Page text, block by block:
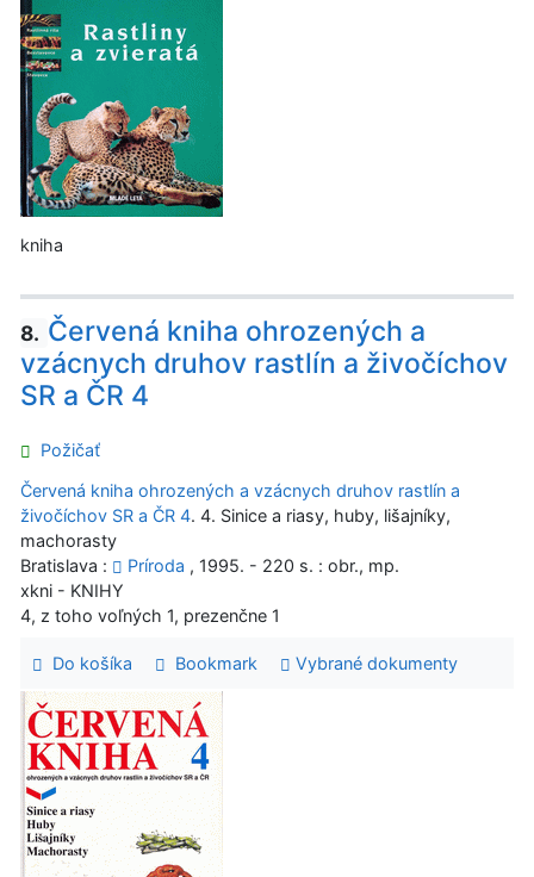
kniha
8. Červená kniha ohrozených a
vzácnych druhov rastlín a živočíchov
SR a ČR 4
Požičať
Červená kniha ohrozených a vzácnych druhov rastlín a
živočíchov SR a ČR 4. 4. Sinice a riasy, huby, lišajníky,
machorasty
Bratislava :
Príroda , 1995. - 220 s. : obr., mp.
xkni - KNIHY
4, z toho voľných 1, prezenčne 1
Do košíka Bookmark Vybrané dokumenty